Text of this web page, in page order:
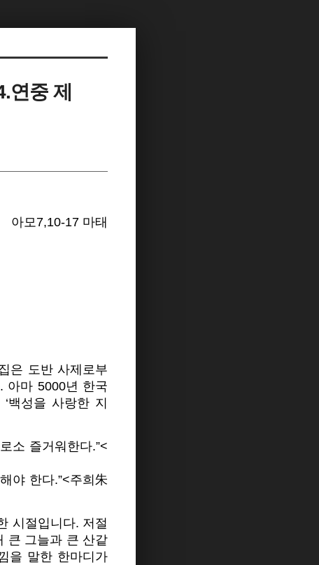
연중 제
아모7,10-17 마태
은 도반 사제로부
아마 5000년 한국
백성을 사랑한 지
소 즐거워한다.”<
야 한다.”<주희朱
시절입니다. 저절
큰 그늘과 큰 산같
을 말한 한마디가